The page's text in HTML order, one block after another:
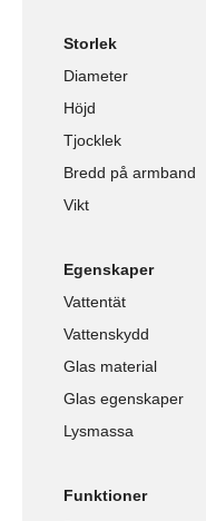
Storlek
Diameter
Höjd
Tjocklek
Bredd på armband
Vikt
Egenskaper
Vattentät
Vattenskydd
Glas material
Glas egenskaper
Lysmassa
Funktioner